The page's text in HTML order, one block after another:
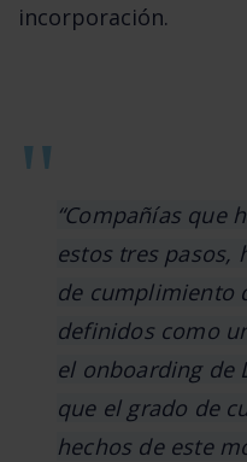
incorporación.
“Compañías que
estos tres pasos,
de cumplimiento
definidos como
el onboarding de
que el grado de
hechos de este